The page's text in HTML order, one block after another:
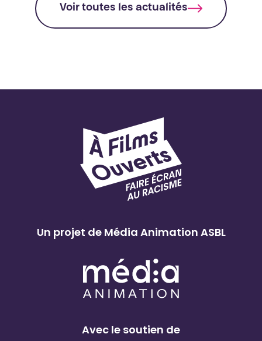
Voir toutes les actualités
Un projet de Média Animation ASBL
Avec le soutien de